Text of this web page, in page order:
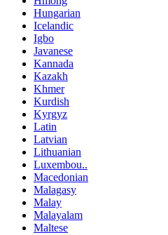
Hungarian
Icelandic
Igbo
Javanese
Kannada
Kazakh
Khmer
Kurdish
Kyrgyz
Latin
Latvian
Lithuanian
Luxembou..
Macedonian
Malagasy
Malay
Malayalam
Maltese